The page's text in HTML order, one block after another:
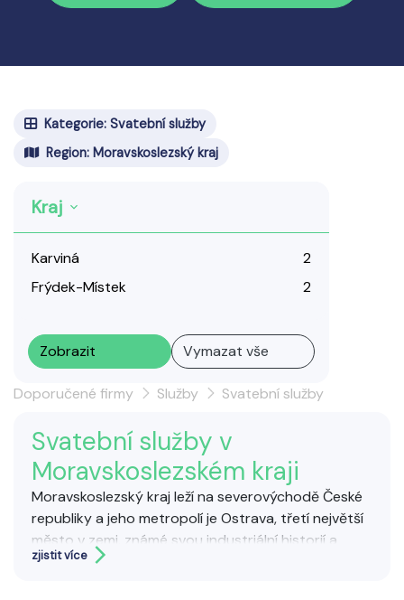
Kategorie: Svatební služby
Region: Moravskoslezský kraj
Kraj
Karviná
2
Frýdek-Místek
2
Zobrazit Vymazat vše
Doporučené firmy Služby Svatební služby
Svatební služby v
Moravskoslezském kraji
Moravskoslezský kraj leží na severovýchodě České
republiky a jeho metropolí je Ostrava, třetí největší
město v zemi, známé svou industriální historií a
areálem Dolní oblast Vítkovice. Kraj má silnou
zjistit více